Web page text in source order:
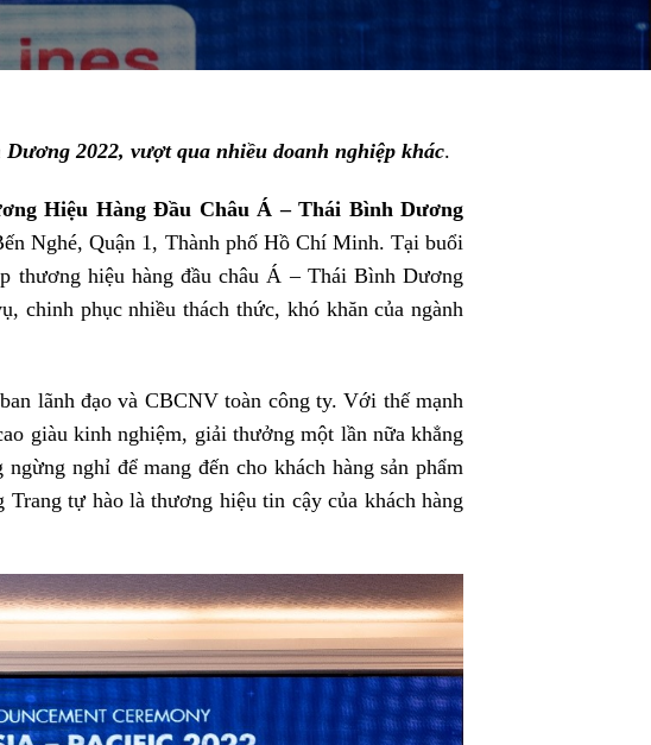
Dương2022, vượt qua nhiều doanh nghiệp khác.
Hiệu Hàng Đầu Châu Á – Thái Bình Dương
Nghé, Quận 1, Thành phố Hồ Chí Minh. Tại buổi
thương hiệu hàng đầu châu Á – Thái Bình Dương
chinh phục nhiều thách thức, khó khăn của ngành
lãnh đạo và CBCNV toàn công ty. Với thế mạnh
giàu kinh nghiệm, giải thưởng một lần nữa khẳng
nghỉ để mang đến cho khách hàng sản phẩm
tự hào là thương hiệu tin cậy của khách hàng